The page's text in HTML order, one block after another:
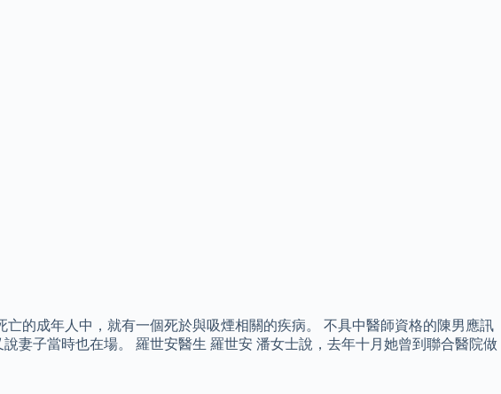
的成年人中，就有一個死於與吸煙相關的疾病。 不具中醫師資格的陳男應訊
妻子當時也在場。 羅世安醫生 羅世安 潘女士說，去年十月她曾到聯合醫院做